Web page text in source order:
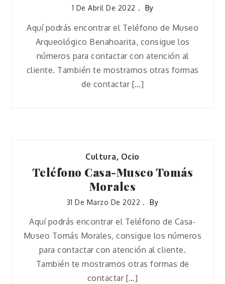
1 De Abril De 2022 By
Aquí podrás encontrar el Teléfono de Museo
Arqueológico Benahoarita, consigue los
números para contactar con atención al
cliente. También te mostramos otras formas
de contactar […]
Cultura, Ocio
Teléfono Casa-Museo Tomás
Morales
31 De Marzo De 2022 By
Aquí podrás encontrar el Teléfono de Casa-
Museo Tomás Morales, consigue los números
para contactar con atención al cliente.
También te mostramos otras formas de
contactar […]